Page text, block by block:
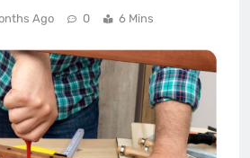
Ago 0 6 Mins